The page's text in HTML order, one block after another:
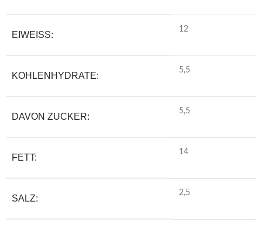
EIWEISS:
12
KOHLENHYDRATE:
5,5
DAVON ZUCKER:
5,5
FETT:
14
SALZ:
2,5